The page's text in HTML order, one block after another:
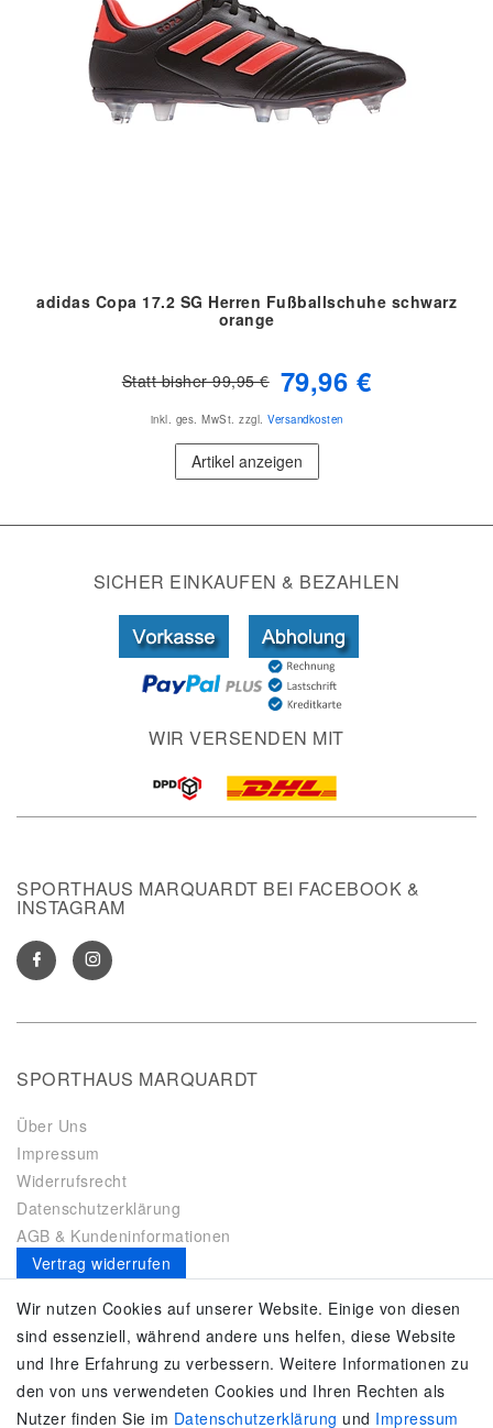
adidas Copa 17.2 SG Herren Fußballschuhe schwarz
orange
Statt bisher 99,95 € 79,96 €
inkl. ges. MwSt. zzgl. Versandkosten
Artikel anzeigen
SICHER EINKAUFEN & BEZAHLEN
WIR VERSENDEN MIT
SPORTHAUS MARQUARDT BEI FACEBOOK &
INSTAGRAM
SPORTHAUS MARQUARDT
Über Uns
Impressum
Widerrufsrecht
Datenschutzerklärung
AGB & Kundeninformationen
Vertrag widerrufen
Es gilt unsereDatenschutzerklärung
SERVICE
Kontakt
Zahlung & Versand
Wir nutzen Cookies auf unserer Website. Einige von diesen
sind essenziell, während andere uns helfen, diese Website
und Ihre Erfahrung zu verbessern. Weitere Informationen zu
den von uns verwendeten Cookies und Ihren Rechten als
Nutzer finden Sie im Daten­schutz­erklärung und Impressum